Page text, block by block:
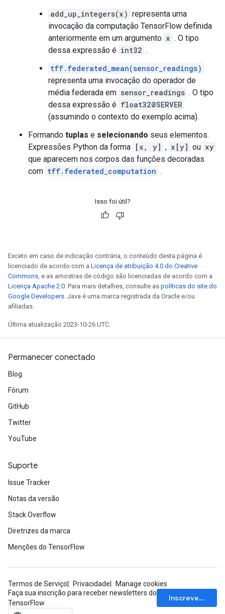
add_up_integers(x) representa uma
invocação da computação TensorFlow definida
anteriormente em um argumento x . O tipo
dessa expressão é int32 .
tff.federated_mean(sensor_readings)
representa uma invocação do operador de
média federada em sensor_readings . O tipo
dessa expressão é float32@SERVER
(assumindo o contexto do exemplo acima).
Formando tuplas e selecionando seus elementos.
Expressões Python da forma [x, y] , x[y] ou xy
que aparecem nos corpos das funções decoradas
com tff.federated_computation .
Isso foi útil?
Exceto em caso de indicação contrária, o conteúdo desta página é
licenciado de acordo com a Licença de atribuição 4.0 do Creative
Commons, e as amostras de código são licenciadas de acordo com a
Licença Apache 2.0. Para mais detalhes, consulte as políticas do site do
Google Developers. Java é uma marca registrada da Oracle e/ou
afiliadas.
Última atualização 2023-10-26 UTC.
Permanecer conectado
Blog
Fórum
GitHub
Twitter
YouTube
Suporte
Issue Tracker
Notas da versão
Stack Overflow
Diretrizes da marca
Menções do TensorFlow
Termos de Serviço Privacidade
Manage cookies
Faça sua inscrição para receber newsletters do
TensorFlow
Inscrever-se